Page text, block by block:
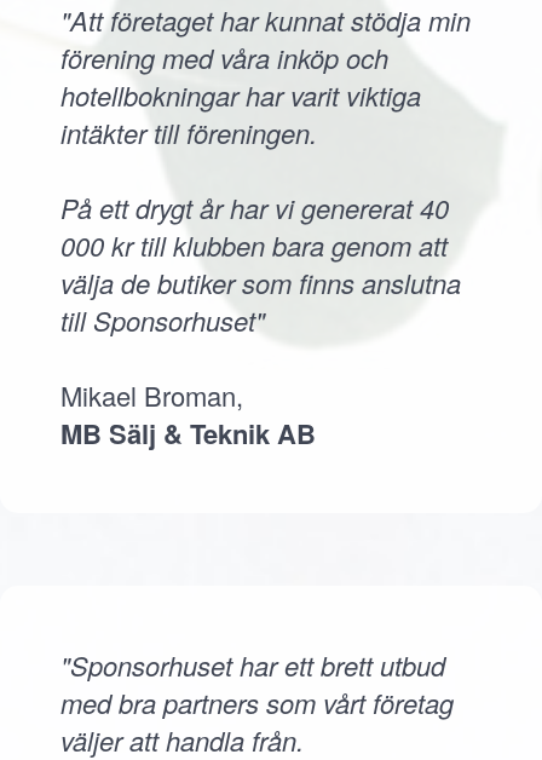
"Att företaget har kunnat stödja min
förening med våra inköp och
hotellbokningar har varit viktiga
intäkter till föreningen.
På ett drygt år har vi genererat 40
000 kr till klubben bara genom att
välja de butiker som finns anslutna
till Sponsorhuset"
Mikael Broman,
MB Sälj & Teknik AB
"Sponsorhuset har ett brett utbud
med bra partners som vårt företag
väljer att handla från.